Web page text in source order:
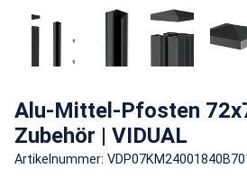
Alu-Mittel-Pfosten
Zubehör | VIDUAL
Artikelnummer: